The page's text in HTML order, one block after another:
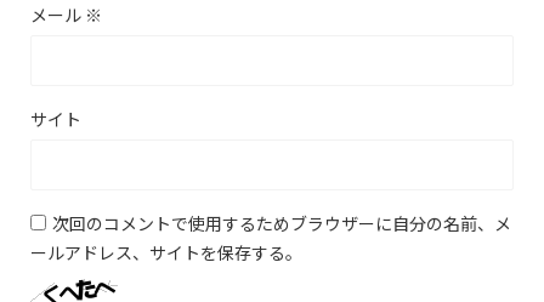
メール ※
サイト
次回のコメントで使用するためブラウザーに自分の名前、メ
ールアドレス、サイトを保存する。